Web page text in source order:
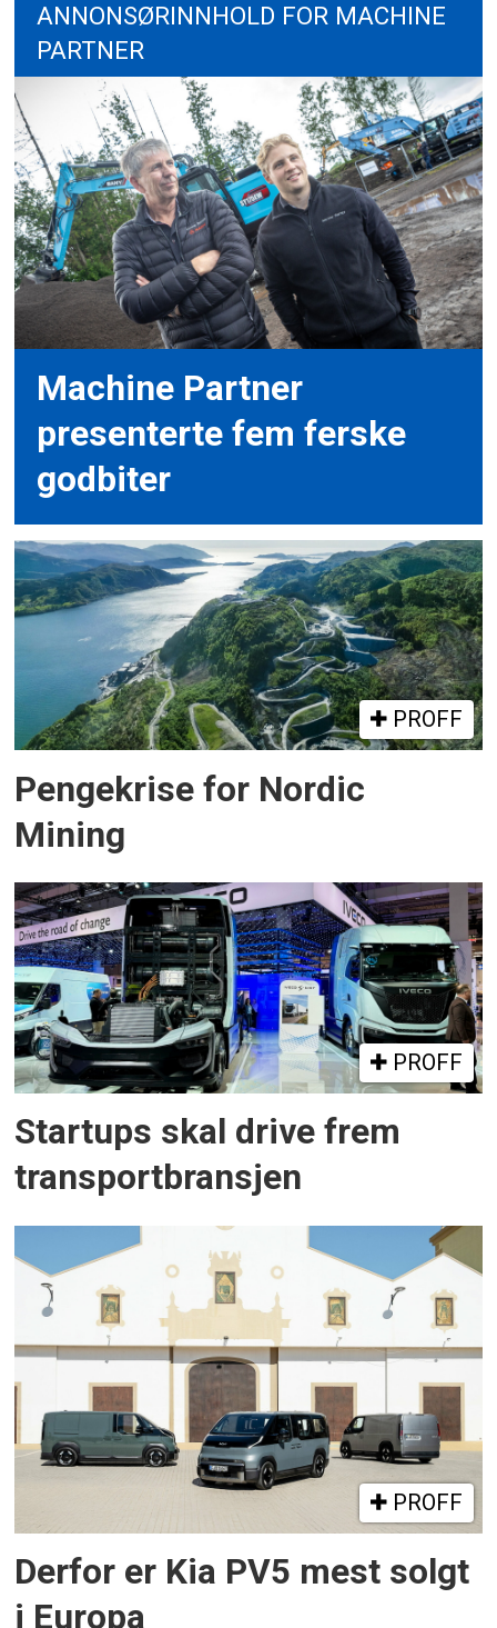
ANNONSØRINNHOLD FOR MACHINE
PARTNER
Machine Partner
presenterte fem ferske
godbiter
PROFF
Pengekrise for Nordic
Mining
PROFF
Startups skal drive frem
transportbransjen
PROFF
Derfor er Kia PV5 mest solgt
i Europa